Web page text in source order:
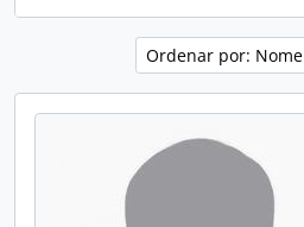
Ordenar por: Nome